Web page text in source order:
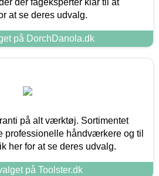
der fageksperter klar til at
at se deres udvalg.
på DorchDanola.dk
på alt værktøj. Sortimentet
professionelle håndværkere og til
her for at se deres udvalg.
på Toolster.dk